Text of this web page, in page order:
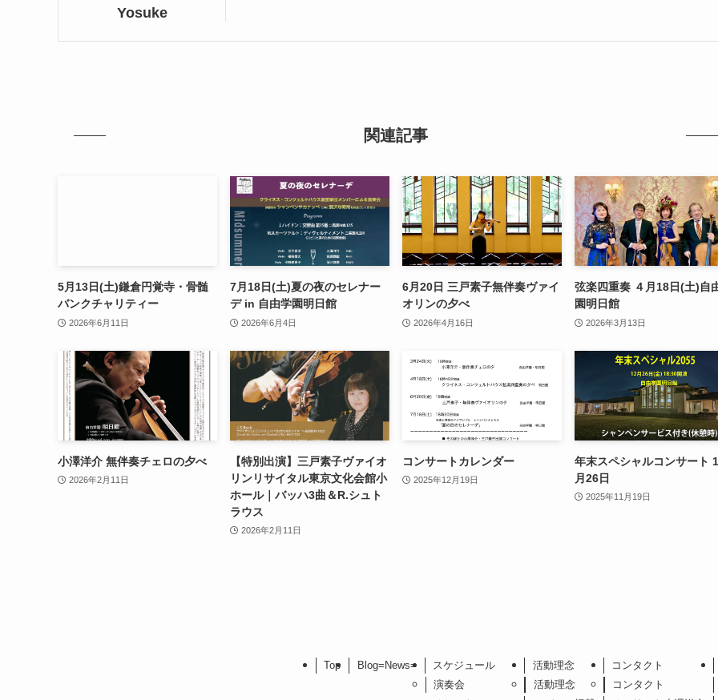
Yosuke
関連記事
5月13日(土)鎌倉円覚寺・骨髄
バンクチャリティー
2026年6月11日
7月18日(土)夏の夜のセレナー
デ in 自由学園明日館
2026年6月4日
6月20日 三戸素子無伴奏ヴァイ
オリンの夕べ
2026年4月16日
弦楽四重奏 ４月18日(土)自
園明日館
2026年3月13日
小澤洋介 無伴奏チェロの夕べ
2026年2月11日
【特別出演】三戸素子ヴァイオ
リンリサイタル東京文化会館小
ホール｜バッハ3曲＆R.シュト
ラウス
2026年2月11日
コンサートカレンダー
2025年12月19日
年末スペシャルコンサート
月26日
2025年11月19日
Top Blog=News=
スケジュール
演奏会
活動理念
活動理念
コンタクト
コンタクト